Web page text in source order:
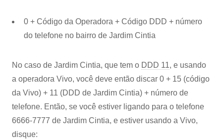
0 + Código da Operadora + Código DDD + número
do telefone no bairro de Jardim Cintia
No caso de Jardim Cintia, que tem o DDD 11, e usando
a operadora Vivo, você deve então discar 0 + 15 (código
da Vivo) + 11 (DDD de Jardim Cintia) + número de
telefone. Então, se você estiver ligando para o telefone
6666-7777 de Jardim Cintia, e estiver usando a Vivo,
disque: